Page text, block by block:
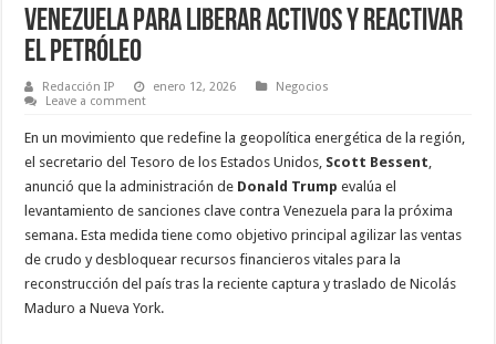
Venezuela para liberar activos y reactivar
el petróleo
Redacción IP enero 12, 2026
Negocios
Leave a comment
En un movimiento que redefine la geopolítica energética de la región,
el secretario del Tesoro de los Estados Unidos, Scott Bessent
anunció que la administración de Donald Trump evalúa el
levantamiento de sanciones clave contra Venezuela para la próxima
semana. Esta medida tiene como objetivo principal agilizar las ventas
de crudo y desbloquear recursos financieros vitales para la
reconstrucción del país tras la reciente captura y traslado de Nicolás
Maduro a Nueva York.